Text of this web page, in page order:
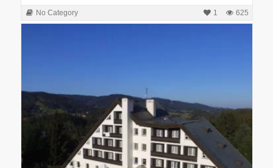
No Category 625
1